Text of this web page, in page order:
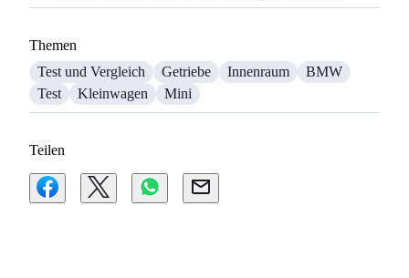
Themen
Test und Vergleich
Getriebe Innenraum
BMW
Test
Kleinwagen Mini
Teilen